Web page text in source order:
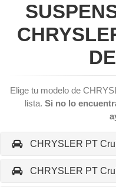
Elige tu modelo de
lista. Si no lo
CHRYSLER PT
CHRYSLER PT